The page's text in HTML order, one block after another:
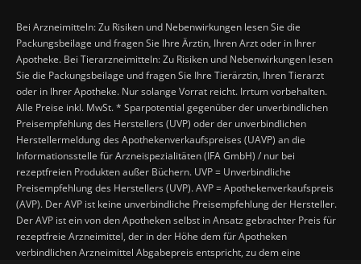
Bei Arzneimitteln: Zu Risiken und Nebenwirkungen lesen Sie die
Packungsbeilage und fragen Sie Ihre Ärztin, Ihren Arzt oder in Ihrer
Apotheke. Bei Tierarzneimitteln: Zu Risiken und Nebenwirkungen lesen
Sie die Packungsbeilage und fragen Sie Ihre Tierärztin, Ihren Tierarzt
oder in Ihrer Apotheke. Nur solange Vorrat reicht. Irrtum vorbehalten.
Alle Preise inkl. MwSt. * Sparpotential gegenüber der unverbindlichen
Preisempfehlung des Herstellers (UVP) oder der unverbindlichen
Herstellermeldung des Apothekenverkaufspreises (UAVP) an die
Informationsstelle für Arzneispezialitäten (IFA GmbH) / nur bei
rezeptfreien Produkten außer Büchern. UVP = Unverbindliche
Preisempfehlung des Herstellers (UVP). AVP = Apothekenverkaufspreis
(AVP). Der AVP ist keine unverbindliche Preisempfehlung der Hersteller.
Der AVP ist ein von den Apotheken selbst in Ansatz gebrachter Preis für
rezeptfreie Arzneimittel, der in der Höhe dem für Apotheken
verbindlichen Arzneimittel Abgabepreis entspricht, zu dem eine